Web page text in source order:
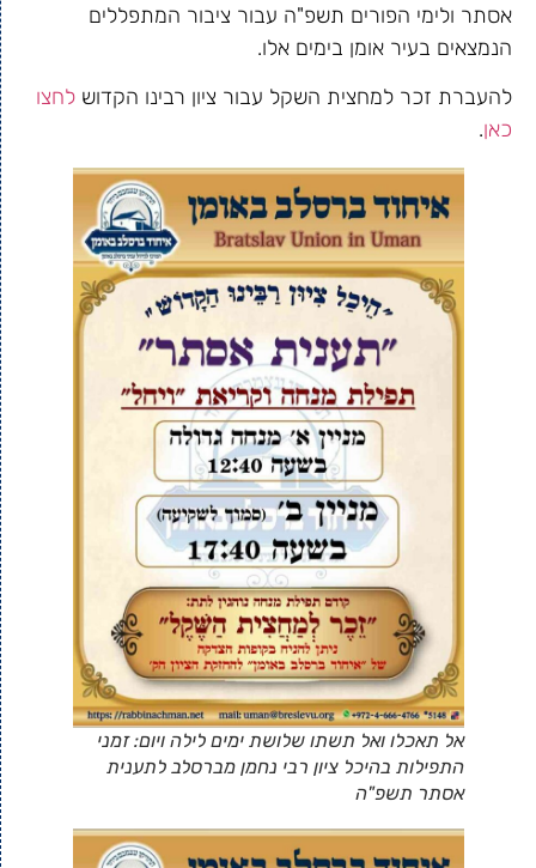
אסתר ולימי הפורים תשפ"ה עבור ציבור המתפללים
הנמצאים בעיר אומן בימים אלו.
להעברת זכר למחצית השקל עבור ציון רבינו הקדוש לחצו
כאן.
אל תאכלו ואל תשתו שלושת ימים לילה ויום: זמני
התפילות בהיכל ציון רבי נחמן מברסלב לתענית
אסתר תשפ"ה